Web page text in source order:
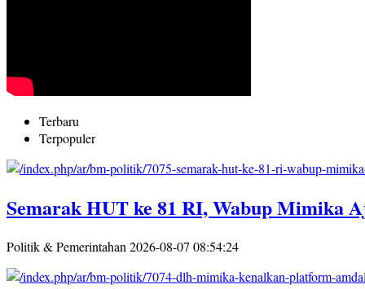
Terbaru
Terpopuler
Semarak HUT ke 81 RI, Wabup Mimika
Politik & Pemerintahan 2026-08-07 08:54:24